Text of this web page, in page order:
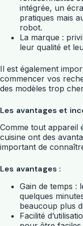
intégrée, un
pratiques mais
robot.
La marque :
leur qualité et
Il est également
commencer vos
des modèles trop
Les avantages et
Comme tout appareil
cuisine ont des
important de
Les avantages :
Gain de temps :
quelques
beaucoup plus
Facilité